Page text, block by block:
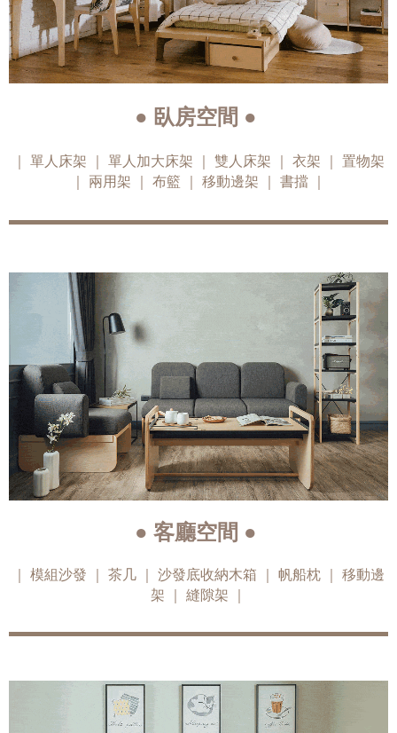
● 臥房空間 ●
單人床架 單人加大床架 雙人床架 ｜ 衣架 ｜ 置物架
｜ 兩用架 ｜ 布籃 ｜ 移動邊架 ｜ 書擋 ｜
● 客廳空間 ●
｜ 模組沙發 ｜ 茶几 ｜ 沙發底收納木箱 ｜ 帆船枕 ｜ 移動邊
架 ｜ 縫隙架 ｜